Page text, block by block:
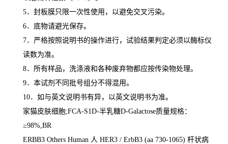
5．封板膜只限一次性使用，以避免交叉污染。
6．底物请避光保存。
7．严格按照说明书的操作进行，试验结果判定必须以酶标仪
读数为准。
8．所有样品，洗涤液和各种废弃物都应按传染物处理。
9．本试剂不同批号组分不得混用。
10．如与英文说明书有异，以英文说明书为准。
家猫皮肤细胞;FCA-S1D-半乳糖D-Galactose质量规格：
≥98%,BR
ERBB3 Others Human 人 HER3 / ErbB3 (aa 730-1065) 杆状病